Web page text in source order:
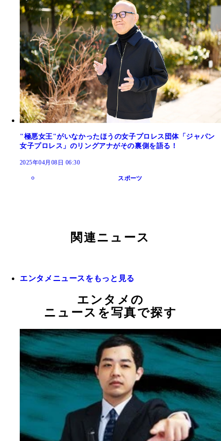
"極悪女王"がいなかったほうの女子プロレス団体「ジャパン
女子プロレス」のリングアナがその裏側を語る！
2025年04月08日 06:30
スポーツ
関連ニュース
エンタメニュースをもっと見る
エンタメの
ニュースを写真で探す